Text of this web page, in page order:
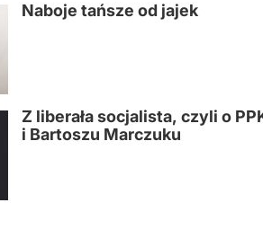
Naboje tańsze od jajek
Z liberała socjalista, czyli o
i Bartoszu Marczuku